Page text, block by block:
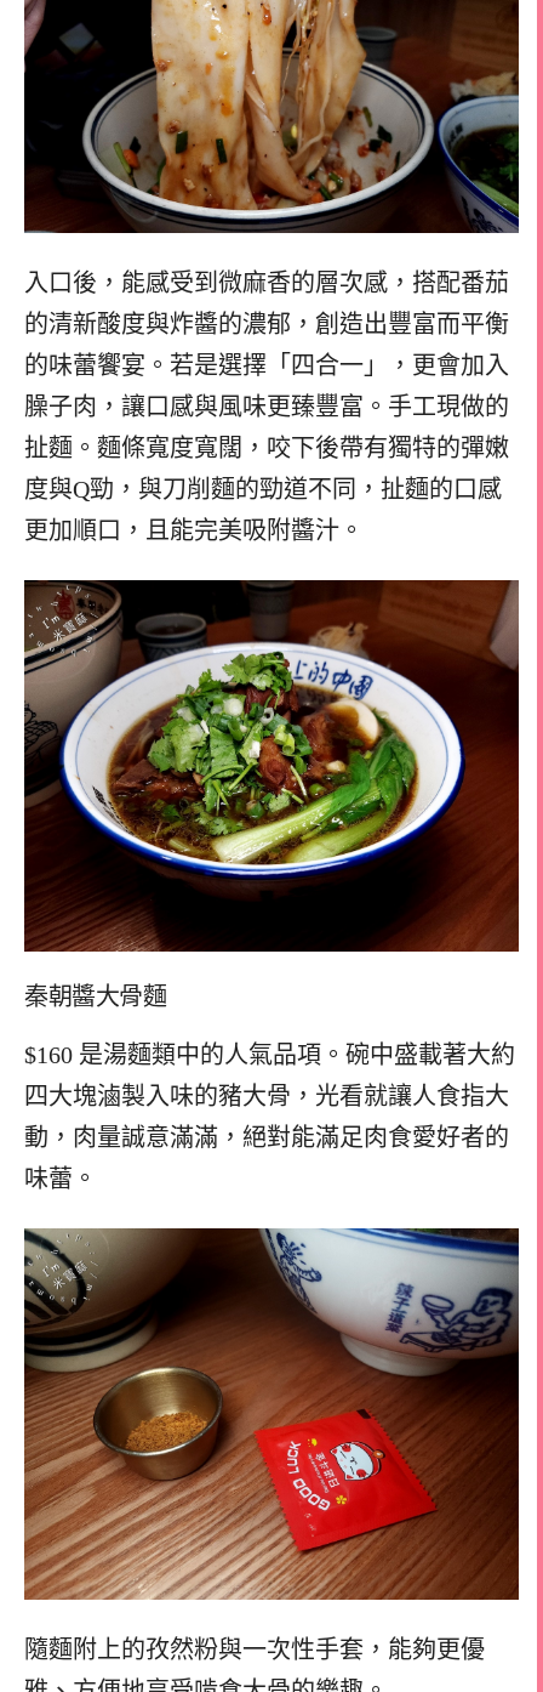
入口後，能感受到微麻香的層次感，搭配番茄
的清新酸度與炸醬的濃郁，創造出豐富而平衡
的味蕾饗宴。若是選擇「四合一」，更會加入
臊子肉，讓口感與風味更臻豐富。手工現做的
扯麵。麵條寬度寬闊，咬下後帶有獨特的彈嫩
度與Q勁，與刀削麵的勁道不同，扯麵的口感
更加順口，且能完美吸附醬汁。
秦朝醬大骨麵
$160 是湯麵類中的人氣品項。碗中盛載著大約
四大塊滷製入味的豬大骨，光看就讓人食指大
動，肉量誠意滿滿，絕對能滿足肉食愛好者的
味蕾。
隨麵附上的孜然粉與一次性手套，能夠更優